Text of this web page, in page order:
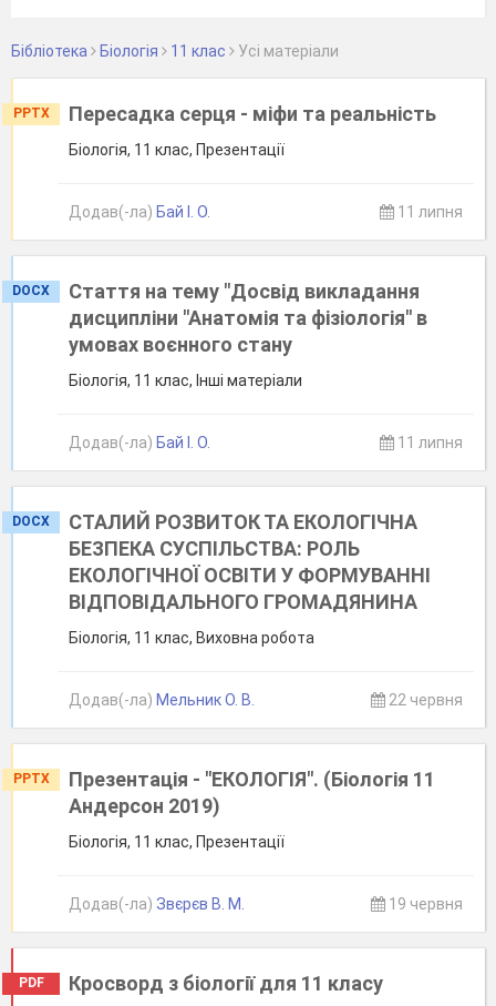
Бібліотека Біологія 11 клас Уcі матеріали
PPTX Пересадка серця - міфи та реальність
Біологія, 11 клас, Презентації
Додав(-ла) Бай І. О. 11 липня
DOCX
Стаття на тему "Досвід викладання
дисципліни "Анатомія та фізіологія" в
умовах воєнного стану
Біологія, 11 клас, Інші матеріали
Додав(-ла) Бай І. О. 11 липня
DOCX
СТАЛИЙ РОЗВИТОК ТА ЕКОЛОГІЧНА
БЕЗПЕКА СУСПІЛЬСТВА: РОЛЬ
ЕКОЛОГІЧНОЇ ОСВІТИ У ФОРМУВАННІ
ВІДПОВІДАЛЬНОГО ГРОМАДЯНИНА
Біологія, 11 клас, Виховна робота
Додав(-ла) Мельник О. В. 22 червня
PPTX
Презентація - "ЕКОЛОГІЯ". (Біологія 11
Андерсон 2019)
Біологія, 11 клас, Презентації
Додав(-ла) Звєрєв В. М. 19 червня
PDF Кросворд з біології для 11 класу